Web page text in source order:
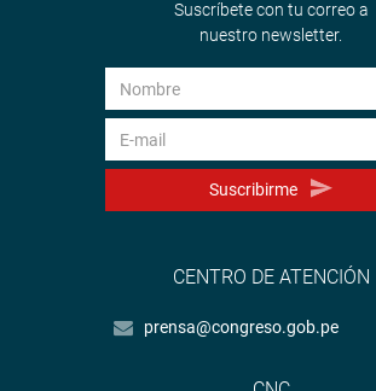
Suscríbete con tu correo a
nuestro newsletter.
Suscribirme
CENTRO DE ATENCIÓN
prensa@congreso.gob.pe